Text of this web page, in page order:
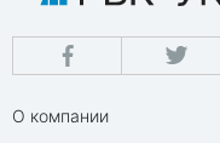
О компании